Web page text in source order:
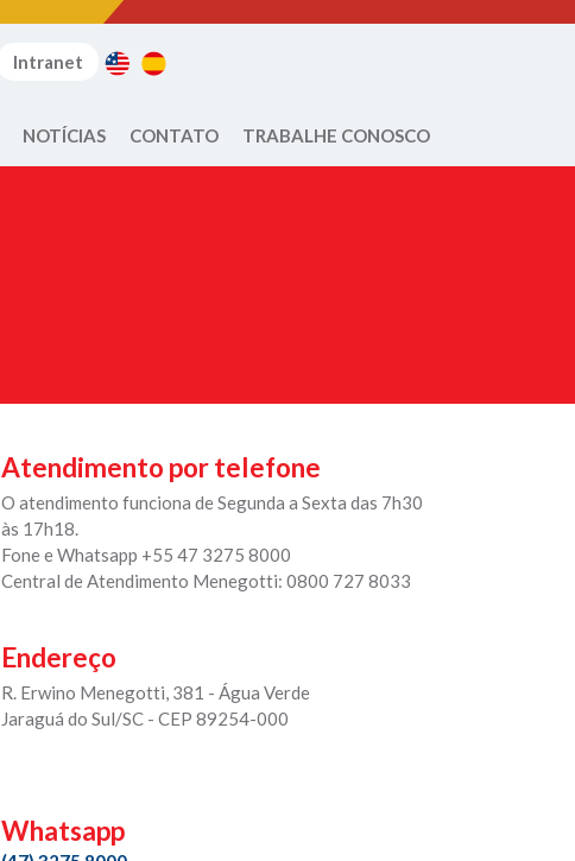
Intranet
NOTÍCIAS CONTATO TRABALHE CONOSCO
Atendimento por telefone
O atendimento funciona de Segunda a Sexta das 7h30
às 17h18.
Fone e Whatsapp +55 47 3275 8000
Central de Atendimento Menegotti: 0800 727 8033
Endereço
R. Erwino Menegotti, 381 - Água Verde
Jaraguá do Sul/SC - CEP 89254-000
Whatsapp